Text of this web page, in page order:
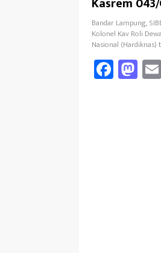
yang
Bandar Lampung,
Kolonel Kav Roli
Nasional
Fa
ce
M
as